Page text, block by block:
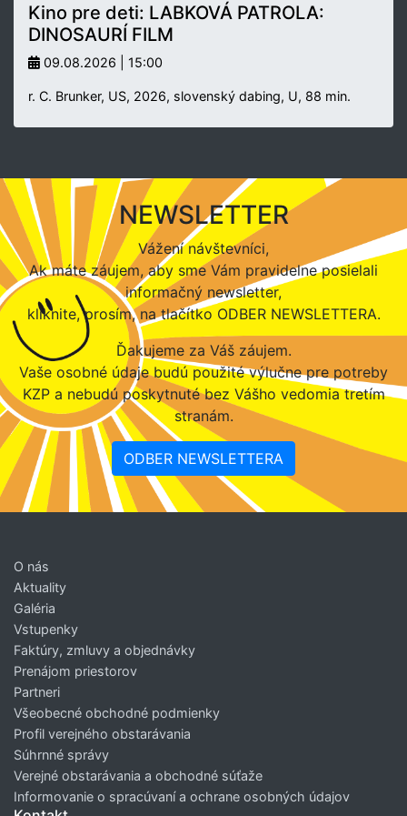
Kino pre deti: LABKOVÁ PATROLA:
DINOSAURÍ FILM
09.08.2026 | 15:00
r. C. Brunker, US, 2026, slovenský dabing, U, 88 min.
NEWSLETTER
Vážení návštevníci,
Ak máte záujem, aby sme Vám pravidelne posielali
informačný newsletter,
kliknite, prosím, na tlačítko ODBER NEWSLETTERA.
Ďakujeme za Váš záujem.
Vaše osobné údaje budú použité výlučne pre potreby
KZP a nebudú poskytnuté bez Vášho vedomia tretím
stranám.
ODBER NEWSLETTERA
O nás
Aktuality
Galéria
Vstupenky
Faktúry, zmluvy a objednávky
Prenájom priestorov
Partneri
Všeobecné obchodné podmienky
Profil verejného obstarávania
Súhrnné správy
Verejné obstarávania a obchodné súťaže
Informovanie o spracúvaní a ochrane osobných údajov